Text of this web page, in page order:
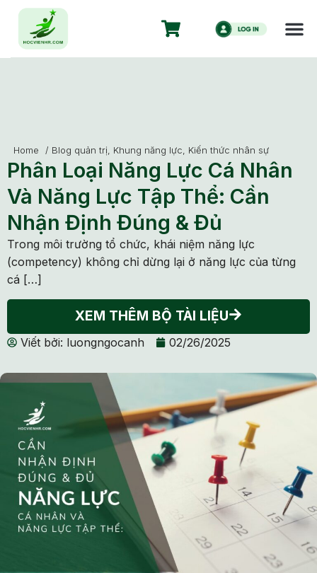
Home / Blog quản trị, Khung năng lực, Kiến thức nhân sự
Phân Loại Năng Lực Cá Nhân
Và Năng Lực Tập Thể: Cần
Nhận Định Đúng & Đủ
Trong môi trường tổ chức, khái niệm năng lực
(competency) không chỉ dừng lại ở năng lực của từng
cá […]
XEM THÊM BỘ TÀI LIỆU
Viết bởi: luongngocanh 02/26/2025